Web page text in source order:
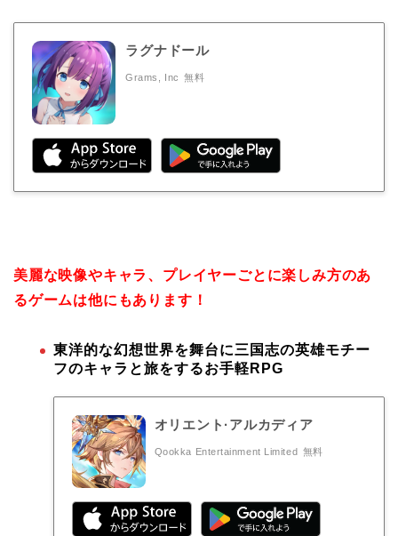
ラグナドール
Grams, Inc 無料
美麗な映像やキャラ、プレイヤーごとに楽しみ方のあ
るゲームは他にもあります！
東洋的な幻想世界を舞台に三国志の英雄モチー
フのキャラと旅をするお手軽RPG
オリエント·アルカディア
Qookka Entertainment Limited 無料